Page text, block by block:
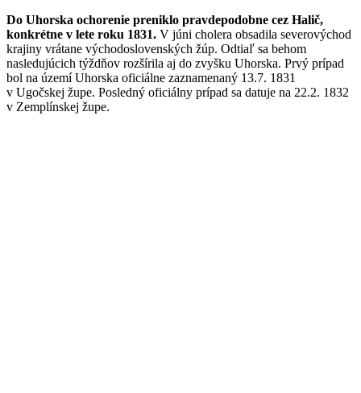
Do Uhorska ochorenie preniklo pravdepodobne cez Halič,
konkrétne v lete roku 1831. V júni cholera obsadila severovýchod
krajiny vrátane východoslovenských žúp. Odtiaľ sa behom
nasledujúcich týždňov rozšírila aj do zvyšku Uhorska. Prvý prípad
bol na území Uhorska oficiálne zaznamenaný 13.7. 1831
v Ugočskej župe. Posledný oficiálny prípad sa datuje na 22.2. 1832
v Zemplínskej župe.